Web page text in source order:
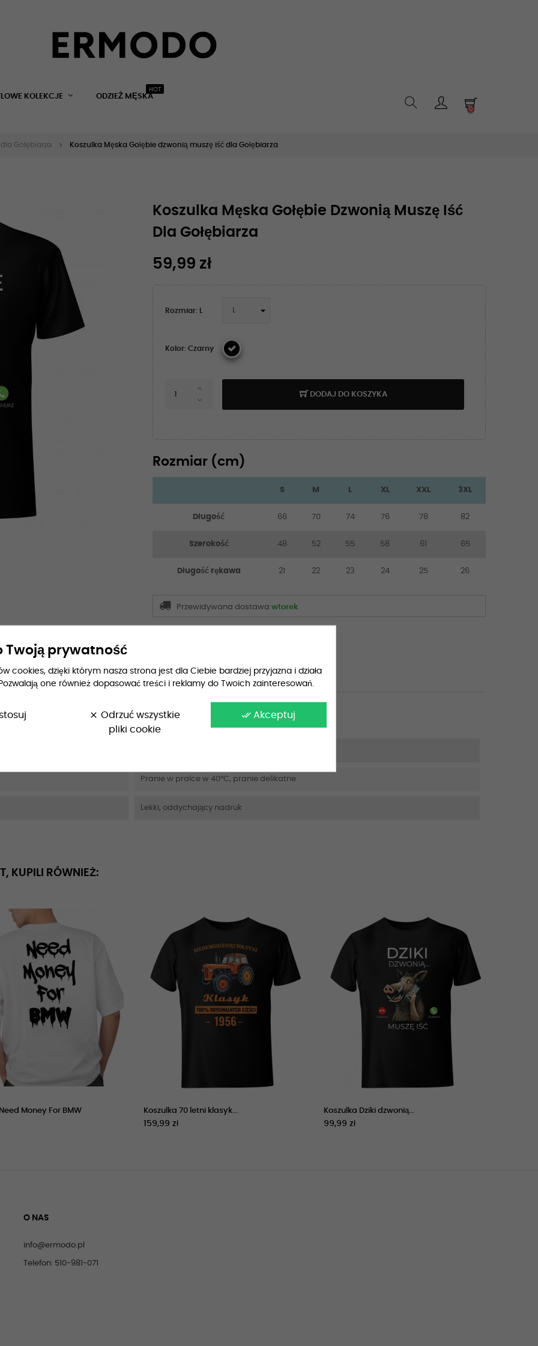
KOLEKCJE ODZIEŻ MĘSKA
HOT
0
Gołębiarza Koszulka Męska Gołębie dzwonią muszę iść dla Gołębiarza
Koszulka Męska Gołębie Dzwonią Muszę Iść
Dla Gołębiarza
59,99 zł
Rozmiar: L
Kolor: Czarny
DODAJ DO KOSZYKA
Rozmiar (cm)
S M L XL XXL 3XL
Długość 66 70 74 76 78 82
Szerokość 48 52 55 58 61 65
Długość rękawa 21 22 23 24 25 26
Przewidywana dostawa wtorek
Pranie w pralce w 40°C, pranie delikatne
Lekki, oddychający nadruk
KUPILI RÓWNIEŻ:
Money For BMW Koszulka 70 letni klasyk...
159,99 zł
Koszulka Dziki dzwonią...
99,99 zł
O NAS
info@ermodo.pl
Telefon: 510-981-071
Twoją prywatność
cookies, dzięki którym nasza strona jest dla Ciebie bardziej przyjazna i działa
one również dopasować treści i reklamy do Twoich zainteresowań.
done_all Akceptuj
clear Odrzuć wszystkie
pliki cookie